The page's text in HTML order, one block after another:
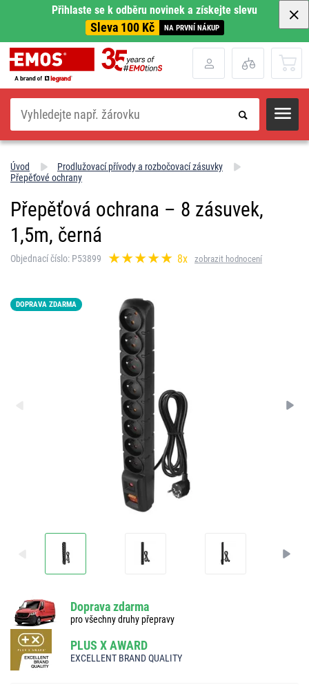
Přihlaste se k odběru novinek a získejte slevu
Sleva 100 Kč NA PRVNÍ NÁKUP
Hledat
Úvod
Prodlužovací přívody a rozbočovací zásuvky
Přepěťové ochrany
Přepěťová ochrana – 8 zásuvek,
1,5m, černá
Objednací číslo: P53899 8x zobrazit hodnocení
DOPRAVA ZDARMA
Doprava zdarma
pro všechny druhy přepravy
PLUS X AWARD
EXCELLENT BRAND QUALITY